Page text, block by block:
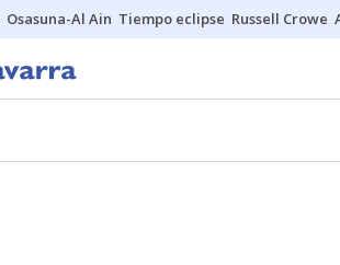
Osasuna-Al Ain Tiempo eclipse Russell Crowe